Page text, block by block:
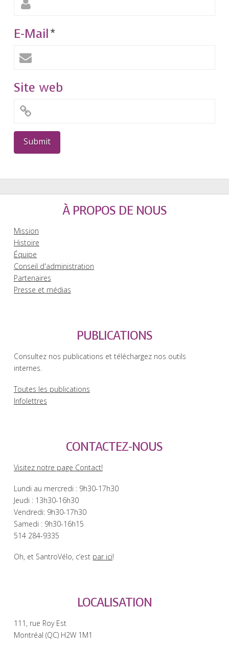
E-Mail*
Site web
À PROPOS DE NOUS
Mission
Histoire
Équipe
Conseil d'administration
Partenaires
Presse et médias
PUBLICATIONS
Consultez nos publications et téléchargez nos outils
internes.
Toutes les publications
Infolettres
CONTACTEZ-NOUS
Visitez notre page Contact!
Lundi au mercredi : 9h30-17h30
Jeudi : 13h30-16h30
Vendredi: 9h30-17h30
Samedi : 9h30-16h15
514 284-9335
Oh, et SantroVélo, c’est par ici!
LOCALISATION
111, rue Roy Est
Montréal (QC) H2W 1M1